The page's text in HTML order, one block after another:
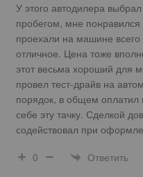
У этого автодилера
пробегом, мне
проехали на машине
отличное. Цена тоже
этот весьма хороший для
провел тест-драйв на
порядок, в общем
себе эту тачку. Сделкой
содействовал при
0
Ответить